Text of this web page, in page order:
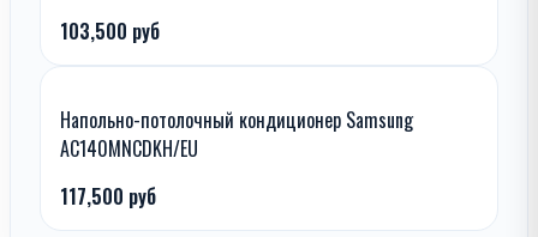
103,500 руб
Напольно-потолочный кондиционер Samsung
AC140MNCDKH/EU
117,500 руб